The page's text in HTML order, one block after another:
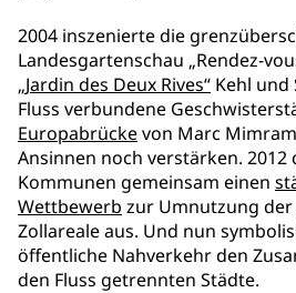
2004 inszenierte die
Landesgartenschau „Rendez-
„Jardin des Deux Rives“ Kehl und
Fluss verbundene
Europabrückevon Marc
Ansinnen noch verstärken.
Kommunen gemeinsam einen
Wettbewerb zur Umnutzung
Zollareale aus. Und nun
öffentliche Nahverkehr den
den Fluss getrennten Städte.